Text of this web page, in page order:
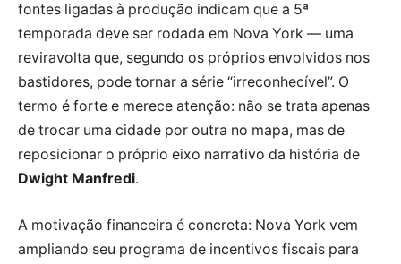
fontes ligadas à produção indicam que a 5ª
temporada deve ser rodada em Nova York — uma
reviravolta que, segundo os próprios envolvidos nos
bastidores, pode tornar a série “irreconhecível”. O
termo é forte e merece atenção: não se trata apenas
de trocar uma cidade por outra no mapa, mas de
reposicionar o próprio eixo narrativo da história de
Dwight Manfredi.
A motivação financeira é concreta: Nova York vem
ampliando seu programa de incentivos fiscais para